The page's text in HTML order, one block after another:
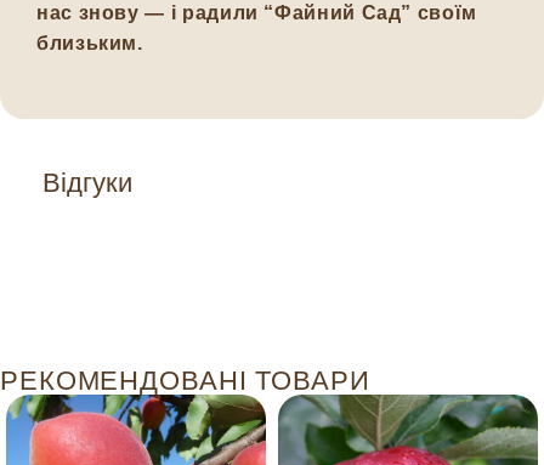
Відгуки
нас знову — і радили “Файний Сад” своїм
близьким.
РЕКОМЕНДОВАНІ ТОВАРИ